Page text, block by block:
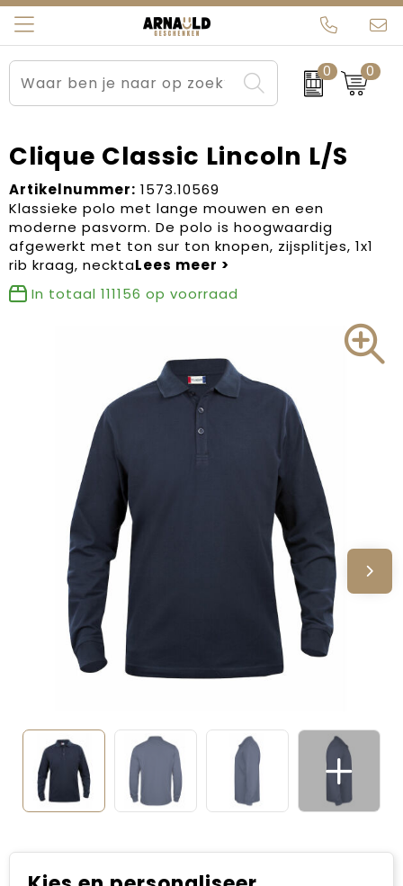
0 0
Relatiegeschenken
Sportkleding
Werkkleding
Kleding en textiel
Tassen
Beurs en Evenementen
Brievenbuspakketten
Carnaval
Dag van de Zorg
Kerstartikelen
Sinterklaas
Verjaardagen
Voetbal, EK en WK
Voor de bouw
Zomergeschenken
Zomerpakketten
Arnauld Kerstpakketten
MijnEigenKadootje
Ons team
Contact
Blogs
Clique Classic Lincoln L/S
Artikelnummer: 1573.10569
Klassieke polo met lange mouwen en een
moderne pasvorm. De polo is hoogwaardig
afgewerkt met ton sur ton knopen, zijsplitjes, 1x1
rib kraag, neckta
In totaal 111156 op voorraad